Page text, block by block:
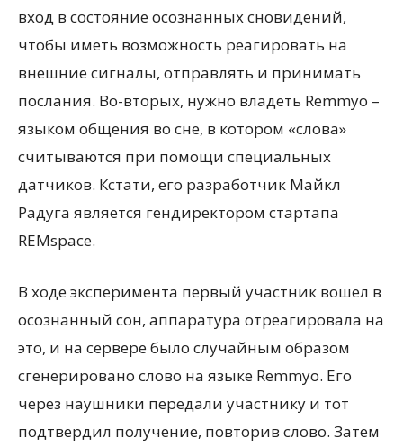
вход в состояние осознанных сновидений,
чтобы иметь возможность реагировать на
внешние сигналы, отправлять и принимать
послания. Во-вторых, нужно владеть Remmyo –
языком общения во сне, в котором «слова»
считываются при помощи специальных
датчиков. Кстати, его разработчик Майкл
Радуга является гендиректором стартапа
REMspace.
В ходе эксперимента первый участник вошел в
осознанный сон, аппаратура отреагировала на
это, и на сервере было случайным образом
сгенерировано слово на языке Remmyo. Его
через наушники передали участнику и тот
подтвердил получение, повторив слово. Затем